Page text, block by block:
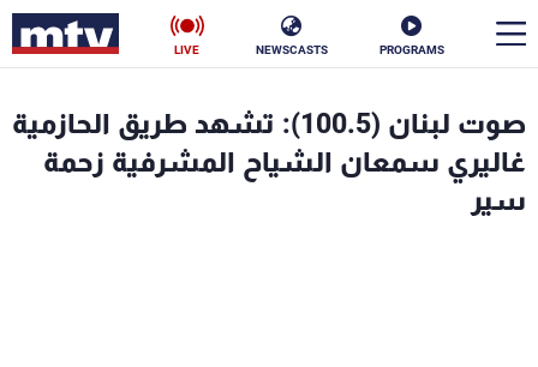
PROGRAMS
NEWSCASTS
LIVE
صوت لبنان (100.5): تشهد طريق الحازمية
غاليري سمعان الشياح المشرفية زحمة
سير
الأخبار
سياسة